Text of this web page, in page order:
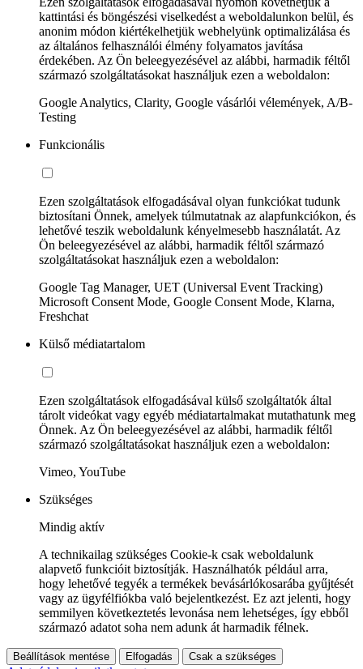
kattintási és böngészési viselkedést a weboldalunkon belül, és
anonim módon kiértékelhetjük webhelyünk optimalizálása és
az általános felhasználói élmény folyamatos javítása
érdekében. Az Ön beleegyezésével az alábbi, harmadik féltől
származó szolgáltatásokat használjuk ezen a weboldalon:
Google Analytics, Clarity, Google vásárlói vélemények, A/B-
Testing
Funkcionális
Ezen szolgáltatások elfogadásával olyan funkciókat tudunk
biztosítani Önnek, amelyek túlmutatnak az alapfunkciókon, és
lehetővé teszik weboldalunk kényelmesebb használatát. Az
Ön beleegyezésével az alábbi, harmadik féltől származó
szolgáltatásokat használjuk ezen a weboldalon:
Google Tag Manager, UET (Universal Event Tracking)
Microsoft Consent Mode, Google Consent Mode, Klarna,
Freshchat
Külső médiatartalom
Ezen szolgáltatások elfogadásával külső szolgáltatók által
tárolt videókat vagy egyéb médiatartalmakat mutathatunk meg
Önnek. Az Ön beleegyezésével az alábbi, harmadik féltől
származó szolgáltatásokat használjuk ezen a weboldalon:
Vimeo, YouTube
Szükséges
Mindig aktív
A technikailag szükséges Cookie-k csak weboldalunk
alapvető funkcióit biztosítják. Használhatók például arra,
hogy lehetővé tegyék a termékek bevásárlókosarába gyűjtését
vagy az ügyfélfiókba való bejelentkezést. Ez azt jelenti, hogy
semmilyen következtetés levonása nem lehetséges, így ebből
származó adatot soha nem adunk át harmadik félnek.
Beállítások mentése Elfogadás Csak a szükséges